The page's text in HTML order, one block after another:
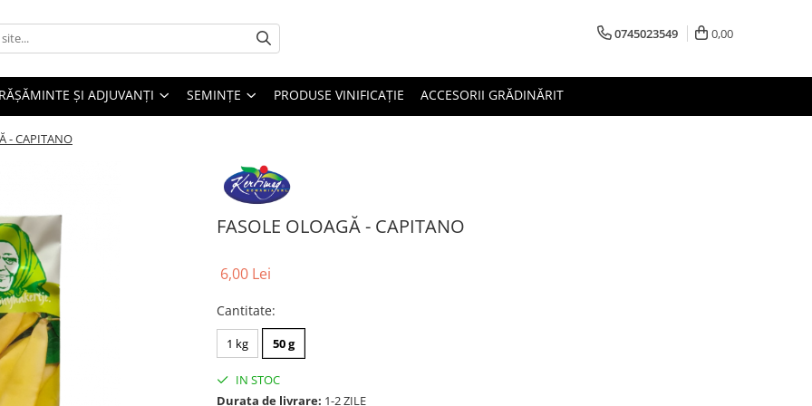
0745023549 0,00
ȘI ADJUVANȚI SEMINȚE PRODUSE VINIFICAȚIE ACCESORII GRĂDINĂRIT
- CAPITANO
FASOLE OLOAGĂ - CAPITANO
6,00 Lei
Cantitate:
1 kg 50 g
IN STOC
Durata de livrare: 1-2 ZILE